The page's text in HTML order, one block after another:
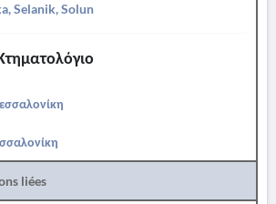
Selanik, Solun
liées